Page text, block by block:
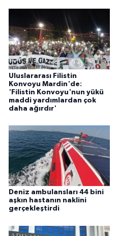
Uluslararası Filistin
Konvoyu Mardin'de:
'Filistin Konvoyu'nun yükü
maddi yardımlardan çok
daha ağırdır'
Deniz ambulansları 44 bini
aşkın hastanın naklini
gerçekleştirdi